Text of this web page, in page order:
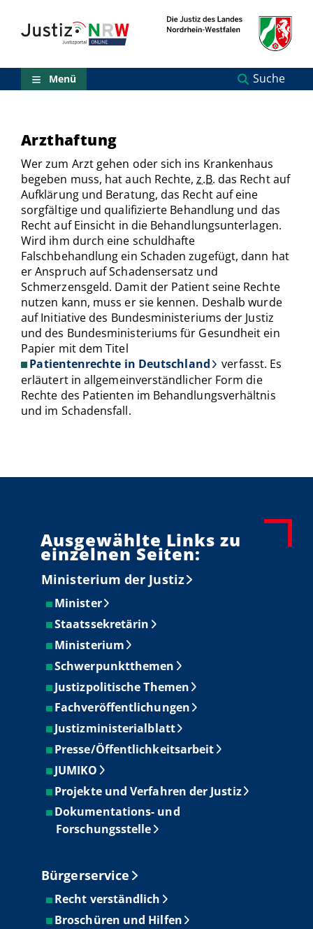
Inhalt
(Sprungmarken)
Menü
Zur
Entscheidungssuche
Zur
Hauptnavigation
Zum
aktuellen
Inhalt
Zu
ausgewählten
Links
zu
einzelnen
Seiten
Menü Suche
Arzthaftung
Wer zum Arzt gehen oder sich ins Krankenhaus
begeben muss, hat auch Rechte,z.B. das Recht auf
Aufklärung und Beratung, das Recht auf eine
sorgfältige und qualifizierte Behandlung und das
Recht auf Einsicht in die Behandlungsunterlagen.
Wird ihm durch eine schuldhafte
Falschbehandlung ein Schaden zugefügt, dann hat
er Anspruch auf Schadensersatz und
Schmerzensgeld. Damit der Patient seine Rechte
nutzen kann, muss er sie kennen. Deshalb wurde
auf Initiative des Bundesministeriums der Justiz
und des Bundesministeriums für Gesundheit ein
Papier mit dem Titel
Patientenrechte in Deutschland
verfasst. Es
erläutert in allgemeinverständlicher Form die
Rechte des Patienten im Behandlungsverhältnis
und im Schadensfall.
Ausgewählte Links zu
einzelnen Seiten:
Ministerium der Justiz
Minister
Staatssekretärin
Ministerium
Schwerpunktthemen
Justizpolitische Themen
Fachveröffentlichungen
Justizministerialblatt
Presse/Öffentlichkeitsarbeit
JUMIKO
Projekte und Verfahren der Justiz
Dokumentations- und
Forschungsstelle
Bürgerservice
Recht verständlich
Broschüren und Hilfen